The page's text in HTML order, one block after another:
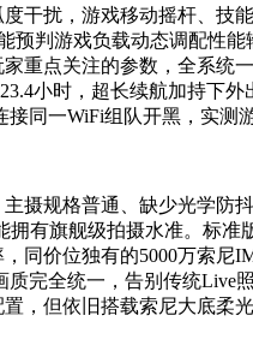
干扰，游戏移动摇杆、
预判游戏负载动态调配性
重点关注的参数，全系
小时，超长续航加持下
同一WiFi组队开黑，实
摄规格普通、缺少光学防
有旗舰级拍摄水准。标
同价位独有的5000万索
完全统一，告别传统
，但依旧搭载索尼大底